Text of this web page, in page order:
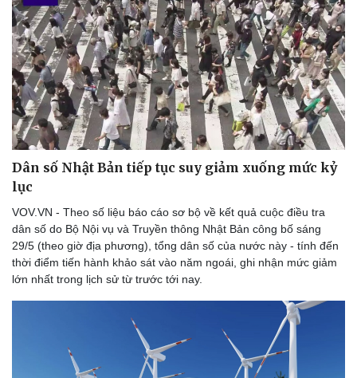
Thế giới thể thao
eSports
Hậu trường
Tư vấn
Dân số Nhật Bản tiếp tục suy giảm xuống mức kỷ
lục
VOV.VN - Theo số liệu báo cáo sơ bộ về kết quả cuộc điều tra
dân số do Bộ Nội vụ và Truyền thông Nhật Bản công bố sáng
29/5 (theo giờ địa phương), tổng dân số của nước này - tính đến
thời điểm tiến hành khảo sát vào năm ngoái, ghi nhận mức giảm
lớn nhất trong lịch sử từ trước tới nay.